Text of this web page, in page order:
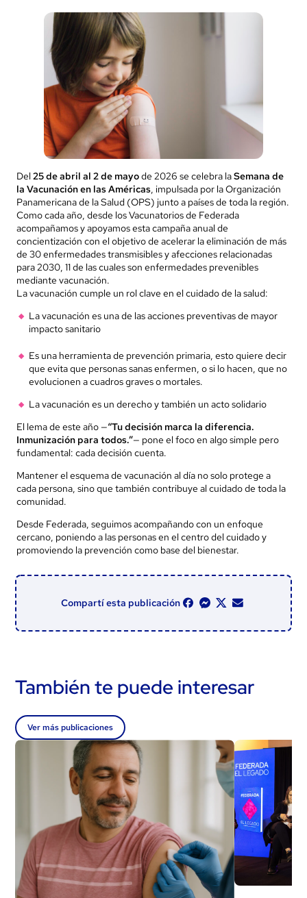
Del 25 de abril al 2 de mayode 2026 se celebra laSemana de
la Vacunación en las Américas , impulsada por la Organización
Panamericana de la Salud (OPS) junto a países de toda la región.
Como cada año, desde los Vacunatorios de Federada
acompañamos y apoyamos esta campaña anual de
concientización con el objetivo de acelerar la eliminación de más
de 30 enfermedades transmisibles y afecciones relacionadas
para 2030, 11 de las cuales son enfermedades prevenibles
mediante vacunación.
La vacunación cumple un rol clave en el cuidado de la salud:
La vacunación es una de las acciones preventivas de mayor
impacto sanitario
Es una herramienta de prevención primaria, esto quiere decir
que evita que personas sanas enfermen, o si lo hacen, que no
evolucionen a cuadros graves o mortales.
La vacunación es un derecho y también un acto solidario
El lema de este año —“Tu decisión marca la diferencia.
Inmunización para todos.”— pone el foco en algo simple pero
fundamental: cada decisión cuenta.
Mantener el esquema de vacunación al día no solo protege a
cada persona, sino que también contribuye al cuidado de toda la
comunidad.
Desde Federada, seguimos acompañando con un enfoque
cercano, poniendo a las personas en el centro del cuidado y
promoviendo la prevención como base del bienestar.
Compartí esta publicación
También te puede interesar
Ver más publicaciones